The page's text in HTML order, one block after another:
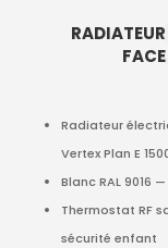
Radiateur
Vertex Plan E
Blanc RAL 9016
Thermostat RF
sécurité enfant